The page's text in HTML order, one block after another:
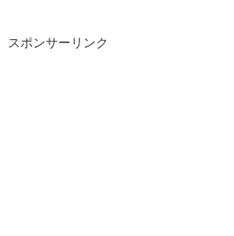
スポンサーリンク